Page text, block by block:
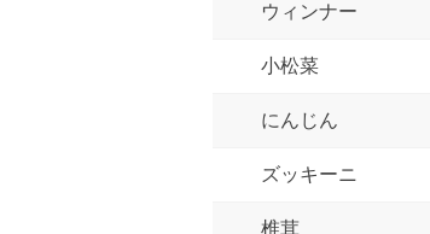
ウィンナー
小松菜
にんじん
ズッキーニ
椎茸